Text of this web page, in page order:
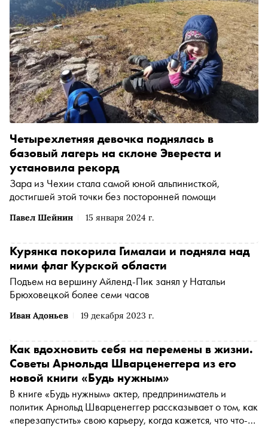
Павел Шейнин 15 января 2024 г.
Четырехлетняя девочка поднялась в
базовый лагерь на склоне Эвереста и
установила рекорд
Зара из Чехии стала самой юной альпинисткой,
достигшей этой точки без посторонней помощи
Иван Адоньев 19 декабря 2023 г.
Курянка покорила Гималаи и подняла над
ними флаг Курской области
Подъем на вершину Айленд-Пик занял у Натальи
Брюховецкой более семи часов
Как вдохновить себя на перемены в жизни.
Советы Арнольда Шварценеггера из его
новой книги «Будь нужным»
В книге «Будь нужным» актер, предприниматель и
политик Арнольд Шварценеггер рассказывает о том, как
«перезапустить» свою карьеру, когда кажется, что что-то